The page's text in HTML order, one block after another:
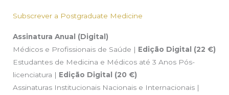
Subscrever a Postgraduate Medicine
Assinatura Anual (Digital)
Médicos e Profissionais de Saúde | Edição Digital (22 €)
Estudantes de Medicina e Médicos até 3 Anos Pós-
licenciatura | Edição Digital (20 €)
Assinaturas Institucionais Nacionais e Internacionais |